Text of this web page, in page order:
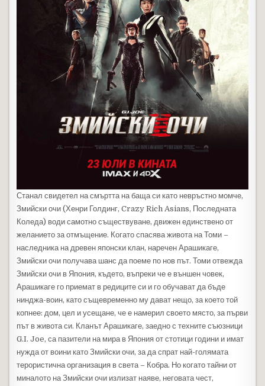
Станал свидетел на смъртта на баща си като невръстно момче,
Змийски очи (Хенри Голдинг, Crazy Rich Asians, Последната
Коледа) води самотно съществуване, движен единствено от
желанието за отмъщение. Когато спасява живота на Томи –
наследника на древен японски клан, наречен Арашикаге,
Змийски очи получава шанс да поеме по нов път. Томи отвежда
Змийски очи в Япония, където, въпреки че е външен човек,
Арашикаге го приемат в редиците си и го обучават да бъде
нинджа-воин, като същевременно му дават нещо, за което той
копнее: дом, цел и усещане, че е намерил своето място, за първи
път в живота си. Кланът Арашикаге, заедно с техните съюзници
G.I. Joe, са пазители на мира в Япония от стотици години и имат
нужда от воини като Змийски очи, за да спрат най-голямата
терористична организация в света – Кобра. Но когато тайни от
миналото на Змийски очи излизат наяве, неговата чест,